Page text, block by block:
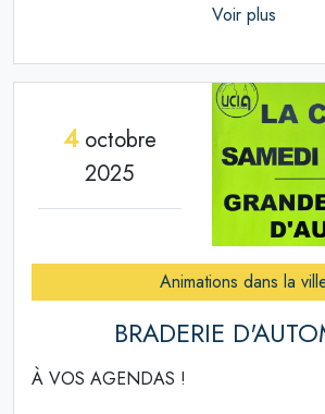
Voir plus
4octobre
2025
Animations dans la
BRADERIE
À VOS AGENDAS !